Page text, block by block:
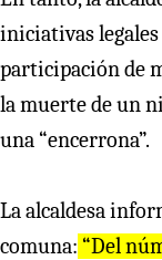
iniciativas
participación de
la muerte de un
una “encerrona”.
La alcaldesa
comuna: “Del